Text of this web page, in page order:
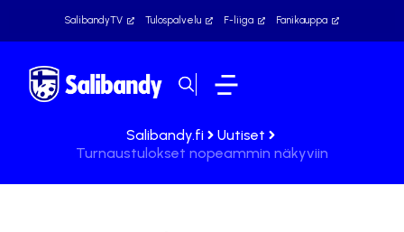
SalibandyTV Tulospalvelu F-liiga Fanikauppa
Salibandy.fi
Uutiset
Turnaustulokset nopeammin näkyviin